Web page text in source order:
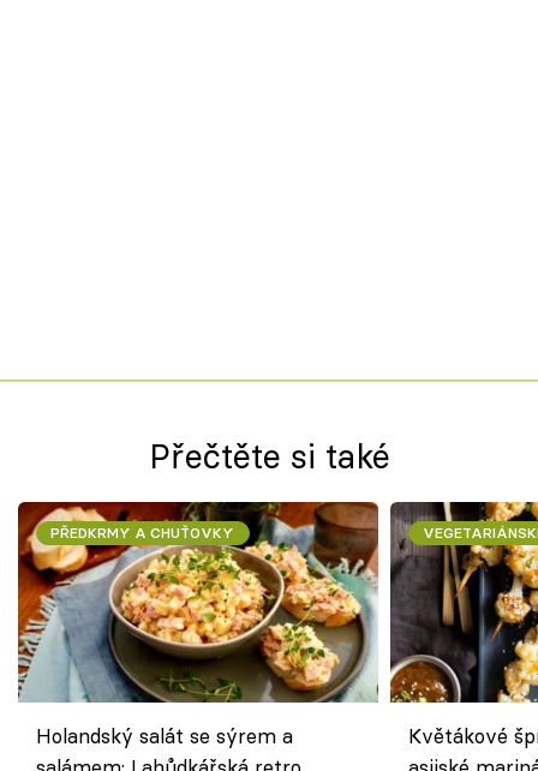
Přečtěte si také
PŘEDKRMY A CHUŤOVKY
Holandský salát se sýrem a
Květákové